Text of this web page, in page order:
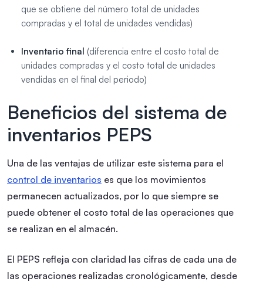
que se obtiene del número total de unidades
compradas y el total de unidades vendidas)
Inventario final (diferencia entre el costo total de
unidades compradas y el costo total de unidades
vendidas en el final del periodo)
Beneficios del sistema de
inventarios PEPS
Una de las ventajas de utilizar este sistema para el
control de inventarios es que los movimientos
permanecen actualizados, por lo que siempre se
puede obtener el costo total de las operaciones que
se realizan en el almacén.
El PEPS refleja con claridad las cifras de cada una de
las operaciones realizadas cronológicamente, desde